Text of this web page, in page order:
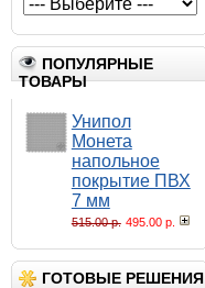
ПОПУЛЯРНЫЕ
ТОВАРЫ
Унипол
Монета
напольное
покрытие ПВХ
7 мм
515.00 р. 495.00 р.
ГОТОВЫЕ РЕШЕНИЯ